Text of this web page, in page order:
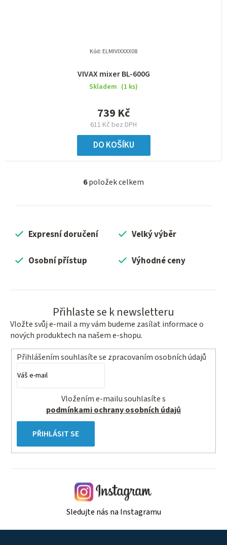
VIVAX mixer BL-600G
Skladem (1 ks)
611 Kč bez DPH
739 Kč
DO KOŠÍKU
Kód: ELMIVIXXXX08
O
v
k
y
v
ý
s
u
6položek celkem
Expresní doručení Velký výběr
Osobní přístup Výhodné ceny
Přihlaste se k newsletteru
Vložte svůj e-mail a my vám budeme zasílat informace o
nových produktech na našem e-shopu.
Přihlášením souhlasíte se zpracovaním osobních údajů
podmínkami ochrany osobních údajů
PŘIHLÁSIT SE
Sledujte nás na Instagramu